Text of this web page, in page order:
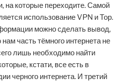
на которые переходите. Самой
использование VPN и Тор.
можно сделать вывод,
часть тёмного интернета не
лишь необходимо найти
кстати, все есть в
черного интернета. И третий